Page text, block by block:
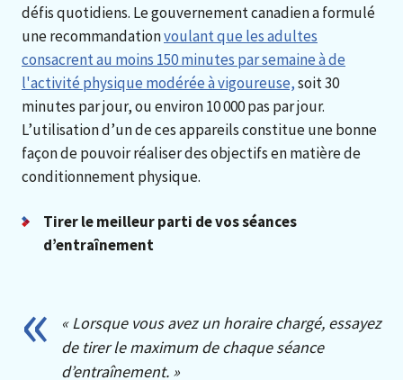
défis quotidiens. Le gouvernement canadien a formulé
une recommandationvoulant que les adultes
consacrent au moins 150 minutes par semaine à de
l'activité physique modérée à vigoureuse,soit 30
minutes par jour, ou environ 10 000 pas par jour.
L’utilisation d’un de ces appareils constitue une bonne
façon de pouvoir réaliser des objectifs en matière de
conditionnement physique.
Tirer le meilleur parti de vos séances
d’entraînement
« Lorsque vous avez un horaire chargé, essayez
de tirer le maximum de chaque séance
d’entraînement. »